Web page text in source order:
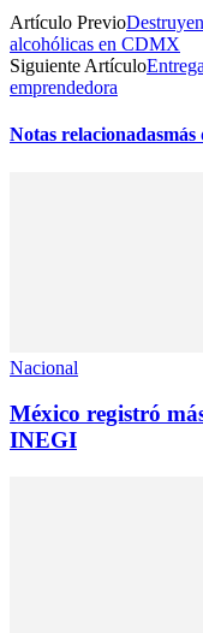
Artículo Previo
alcohólicas en CDMX
Siguiente Artículo
emprendedora
Notas relacionadasmás
Nacional
México registró
INEGI